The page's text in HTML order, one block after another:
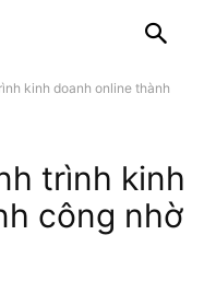
kinh doanh online thành
trình kinh
công nhờ